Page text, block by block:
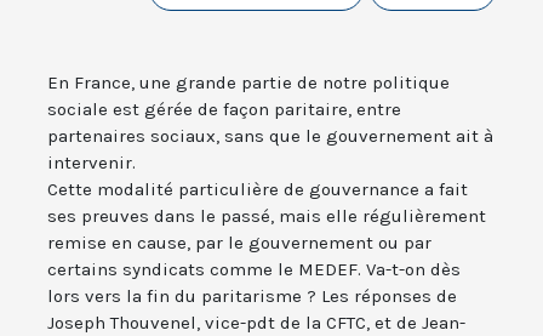
En France, une grande partie de notre politique
sociale est gérée de façon paritaire, entre
partenaires sociaux, sans que le gouvernement ait à
intervenir.
Cette modalité particulière de gouvernance a fait
ses preuves dans le passé, mais elle régulièrement
remise en cause, par le gouvernement ou par
certains syndicats comme le MEDEF. Va-t-on dès
lors vers la fin du paritarisme ? Les réponses de
Joseph Thouvenel, vice-pdt de la CFTC, et de Jean-